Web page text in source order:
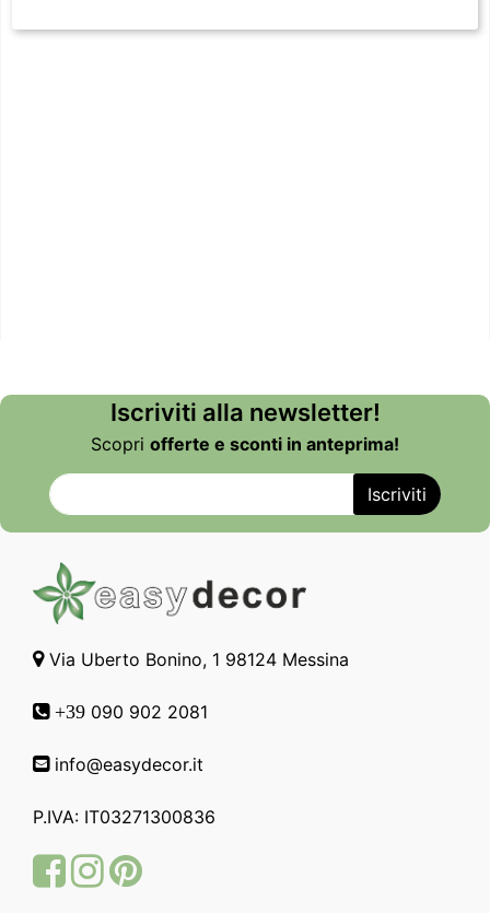
Iscriviti alla newsletter!
Scopri offerte e sconti in anteprima!
Via Uberto Bonino, 1 98124 Messina
+39 090 902 2081
info@easydecor.it
P.IVA: IT03271300836
FacebookInstagram
Pinterest